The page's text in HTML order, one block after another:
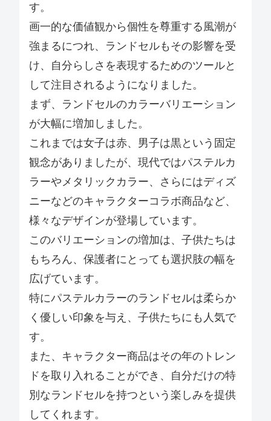
す。
画一的な価値観から個性を尊重する風潮が
強まるにつれ、ランドセルもその影響を受
け、自分らしさを表現するためのツールと
して注目されるようになりました。
まず、ランドセルのカラーバリエーション
が大幅に増加しました。
これまでは女子は赤、男子は黒という固定
観念がありましたが、現代ではパステルカ
ラーやメタリックカラー、さらにはディズ
ニーなどのキャラクターコラボ商品など、
様々なデザインが登場しています。
このバリエーションの増加は、子供たちは
もちろん、保護者にとっても選択肢の幅を
広げています。
特にパステルカラーのランドセルは柔らか
く優しい印象を与え、子供たちにも人気で
す。
また、キャラクター商品はその年のトレン
ドを取り入れることができ、自分だけの特
別なランドセルを持つという楽しみを提供
してくれます。